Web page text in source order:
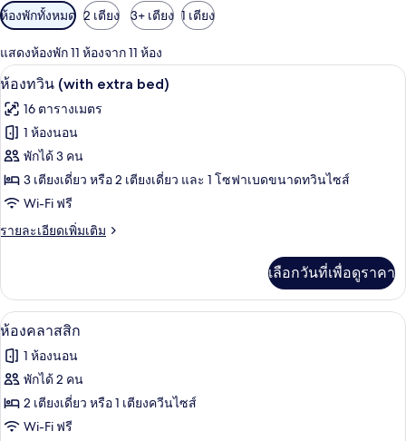
ตัว
กรอง
ที่
มี
ให้
สำหรับ
ห้อง
พัก
ห้องพักทั้งหมด 2 เตียง 3+ เตียง 1 เตียง
แสดงห้องพัก 11 ห้องจาก 11 ห้อง
เปิด
ภาพถ่าย
ทั้งหมด
ของ
ห้อง
ทวิน
(with
ห้องทวิน (with extra bed) | มินิบาร์,
9
ห้องทวิน (with extra bed)
16 ตารางเมตร
1 ห้องนอน
พักได้ 3 คน
3 เตียงเดี่ยว หรือ 2 เตียงเดี่ยว และ 1 โซฟาเบดขนาดทวินไซส์
Wi-Fi ฟรี
รายละเอียดเพิ่มเติม
ราย
เกี่ยว
กับ
ห้อง
น
(with
bed)
เลือกวันที่เพื่อดูราคา
เปิด
ภาพถ่าย
ทั้งหมด
ของ
ห้อง
มินิบาร์, ตู้นิรภัยในห้องพัก, โต๊ะทำงา
9
ห้องคลาสสิก
1 ห้องนอน
พักได้ 2 คน
2 เตียงเดี่ยว หรือ 1 เตียงควีนไซส์
Wi-Fi ฟรี